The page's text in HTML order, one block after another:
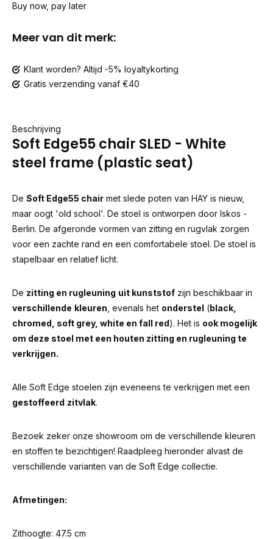
Buy now, pay later
Meer van dit merk:
Klant worden? Altijd -5% loyaltykorting
Gratis verzending vanaf €40
Beschrijving
Soft Edge55 chair SLED - White
steel frame (plastic seat)
De Soft Edge55 chair met slede poten van HAY is nieuw,
maar oogt 'old school'. De stoel is ontworpen door Iskos -
Berlin. De afgeronde vormen van zitting en rugvlak zorgen
voor een zachte rand en een comfortabele stoel. De stoel is
stapelbaar en relatief licht.
De zitting en rugleuning uit kunststof zijn beschikbaar in
verschillende kleuren , evenals het onderstel (black,
chromed, soft grey, white en fall red). Het is ook mogelijk
om deze stoel met een houten zitting en rugleuning te
verkrijgen.
Alle Soft Edge stoelen zijn eveneens te verkrijgen met een
gestoffeerd zitvlak.
Bezoek zeker onze showroom om de verschillende kleuren
en stoffen te bezichtigen! Raadpleeg hieronder alvast de
verschillende varianten van de Soft Edge collectie.
Afmetingen:
Zithoogte: 47.5 cm